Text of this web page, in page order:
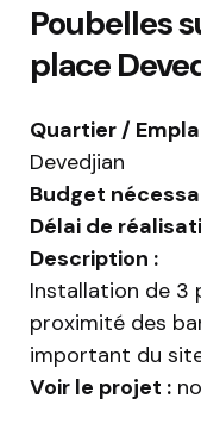
Poubelles
place
Quartier /
Devedjian
Budget
Délai de
Description :
Installation de 3
proximité des
important du
Voir le projet :